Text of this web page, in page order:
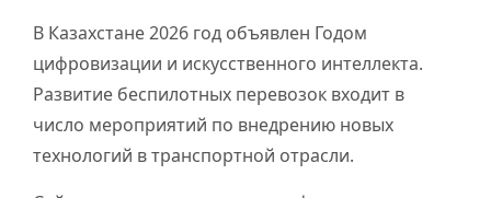
В Казахстане 2026 год объявлен Годом
цифровизации и искусственного интеллекта.
Развитие беспилотных перевозок входит в
число мероприятий по внедрению новых
технологий в транспортной отрасли.